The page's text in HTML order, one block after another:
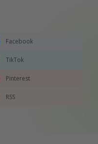
Facebook
TikTok
Pinterest
RSS